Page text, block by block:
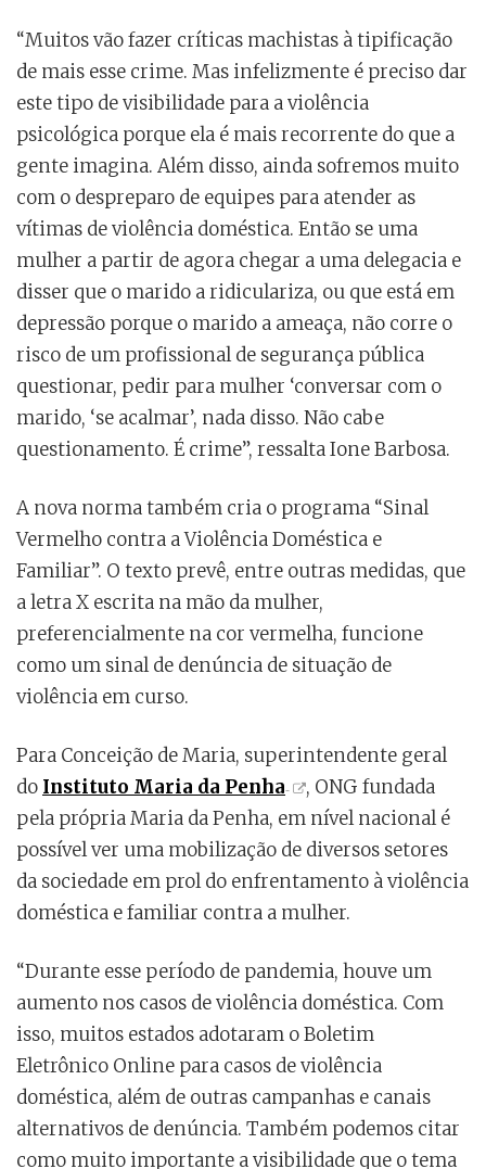
“Muitos vão fazer críticas machistas à tipificação
de mais esse crime. Mas infelizmente é preciso dar
este tipo de visibilidade para a violência
psicológica porque ela é mais recorrente do que a
gente imagina. Além disso, ainda sofremos muito
com o despreparo de equipes para atender as
vítimas de violência doméstica. Então se uma
mulher a partir de agora chegar a uma delegacia e
disser que o marido a ridiculariza, ou que está em
depressão porque o marido a ameaça, não corre o
risco de um profissional de segurança pública
questionar, pedir para mulher ‘conversar com o
marido, ‘se acalmar’, nada disso. Não cabe
questionamento. É crime”, ressalta Ione Barbosa.
A nova norma também cria o programa “Sinal
Vermelho contra a Violência Doméstica e
Familiar”. O texto prevê, entre outras medidas, que
a letra X escrita na mão da mulher,
preferencialmente na cor vermelha, funcione
como um sinal de denúncia de situação de
violência em curso.
Para Conceição de Maria, superintendente geral
do Instituto Maria da Penha
, ONG fundada
pela própria Maria da Penha, em nível nacional é
possível ver uma mobilização de diversos setores
da sociedade em prol do enfrentamento à violência
doméstica e familiar contra a mulher.
“Durante esse período de pandemia, houve um
aumento nos casos de violência doméstica. Com
isso, muitos estados adotaram o Boletim
Eletrônico Online para casos de violência
doméstica, além de outras campanhas e canais
alternativos de denúncia. Também podemos citar
como muito importante a visibilidade que o tema